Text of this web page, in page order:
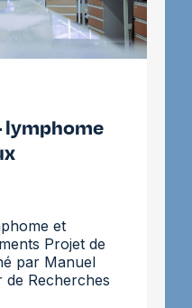
lymphome
et
Projet de
par Manuel
de Recherches